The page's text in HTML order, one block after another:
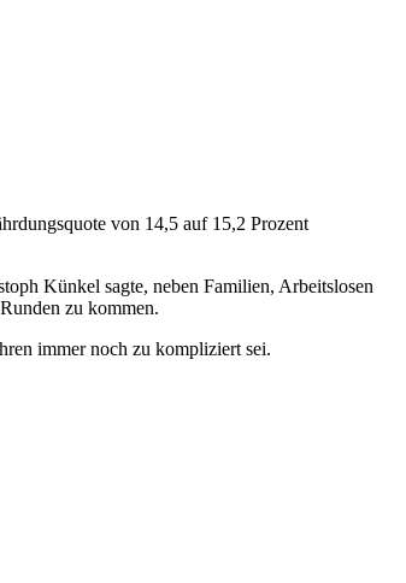
von 14,5 auf 15,2 Prozent
Künkel sagte, neben Familien, Arbeitslosen
zu kommen.
immer noch zu kompliziert sei.